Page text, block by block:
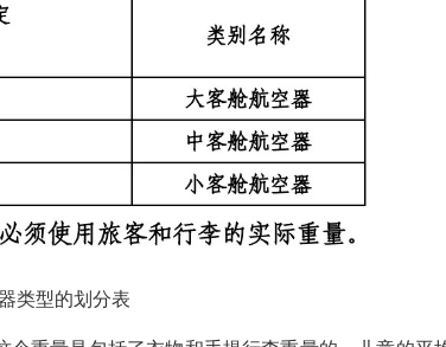
类型的划分表